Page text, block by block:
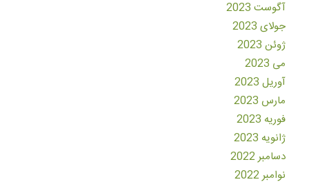
آگوست 2023
جولای 2023
ژوئن 2023
می 2023
آوریل 2023
مارس 2023
فوریه 2023
ژانویه 2023
دسامبر 2022
نوامبر 2022